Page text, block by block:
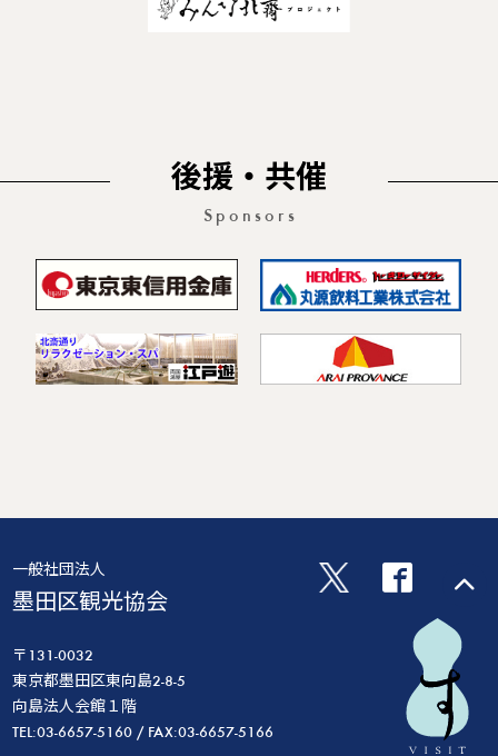
後援・共催
Sponsors
一般社団法人
墨田区観光協会
〒131-0032
東京都墨田区東向島2-8-5
向島法人会館１階
TEL:03-6657-5160 / FAX:03-6657-5166